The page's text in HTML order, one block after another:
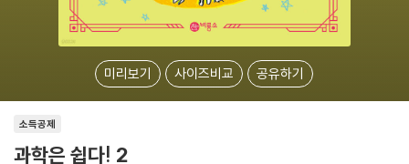
미리보기 사이즈비교 공유하기
소득공제
과학은 쉽다! 2